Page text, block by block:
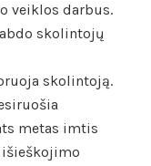
veiklos darbus.
skolintojų
skolintoją.
metas imtis